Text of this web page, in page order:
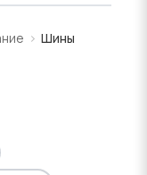
Шины